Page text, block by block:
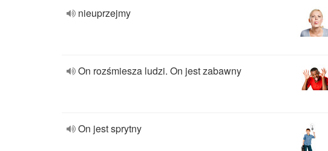
nieuprzejmy
On rozśmiesza ludzi. On jest zabawny
On jest sprytny